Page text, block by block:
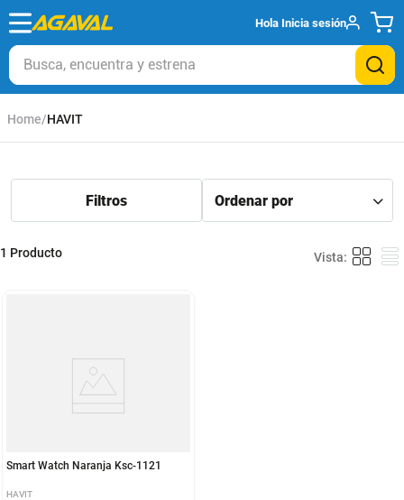
Hola Inicia sesión
Busca, encuentra y estrena
HAVIT
1 Producto
Smart Watch Naranja Ksc-1121
HAVIT